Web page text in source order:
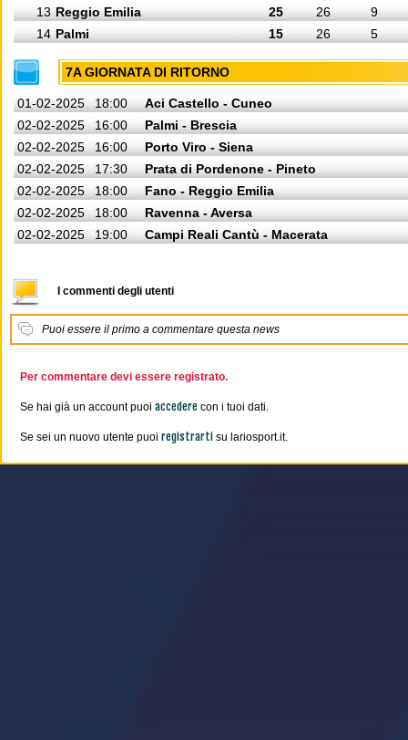
13 Reggio Emilia 25 26
9
14 Palmi 15 26 5
7A GIORNATA DI RITORNO
01-02-2025 18:00
Aci Castello - Cuneo
02-02-2025
16:00
Palmi - Brescia
02-02-2025
16:00
Porto Viro - Siena
02-02-2025
17:30
Prata di Pordenone - Pineto
02-02-2025
18:00
Fano - Reggio Emilia
02-02-2025
18:00
Ravenna - Aversa
02-02-2025
19:00 Campi Reali Cantù - Macerata
I commenti degli utenti
Puoi essere il primo a commentare questa news
Per commentare devi essere registrato.
Se hai già un account puoi accedere con i tuoi dati.
Se sei un nuovo utente puoi registrarti su lariosport.it.